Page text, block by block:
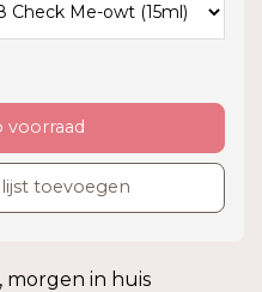
voorraad
toevoegen
in huis